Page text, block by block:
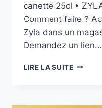
canette 25cl •
Comment faire ?
Zyla dans un
Demandez un lien…
LIRE LA SUITEUNE
100%